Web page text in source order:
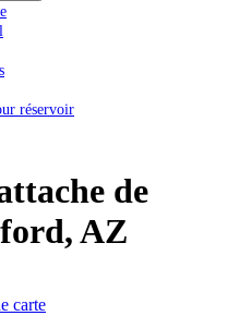
réservoir
de
AZ
carte